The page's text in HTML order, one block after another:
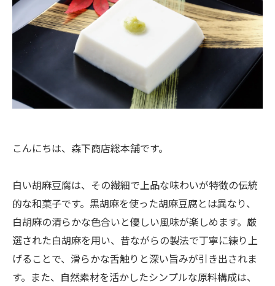
こんにちは、森下商店総本舗です。
白い胡麻豆腐は、その繊細で上品な味わいが特徴の伝統
的な和菓子です。黒胡麻を使った胡麻豆腐とは異なり、
白胡麻の清らかな色合いと優しい風味が楽しめます。厳
選された白胡麻を用い、昔ながらの製法で丁寧に練り上
げることで、滑らかな舌触りと深い旨みが引き出されま
す。また、自然素材を活かしたシンプルな原料構成は、